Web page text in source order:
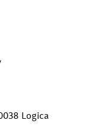
Logica